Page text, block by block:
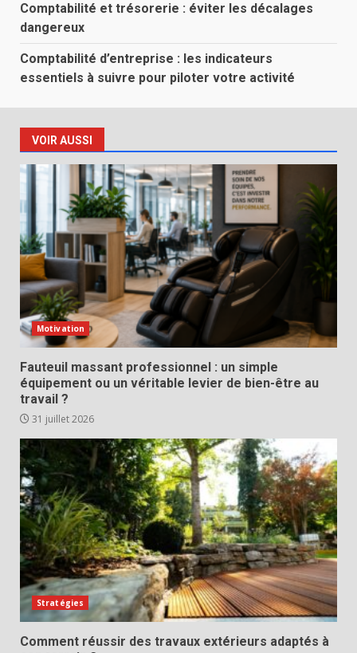
Comptabilité et trésorerie : éviter les décalages
dangereux
Comptabilité d’entreprise : les indicateurs
essentiels à suivre pour piloter votre activité
VOIR AUSSI
Motivation
Fauteuil massant professionnel : un simple
équipement ou un véritable levier de bien-être au
travail ?
31 juillet 2026
Stratégies
Comment réussir des travaux extérieurs adaptés à